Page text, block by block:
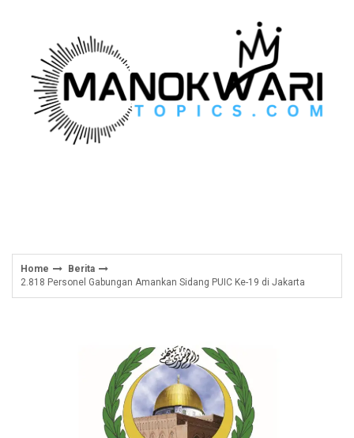
Home
Berita
2.818 Personel Gabungan Amankan Sidang PUIC Ke-19 di Jakarta